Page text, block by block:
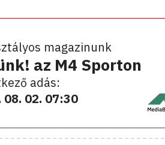
magazinunk
az M4 Sporton
adás:
08. 02. 07:30